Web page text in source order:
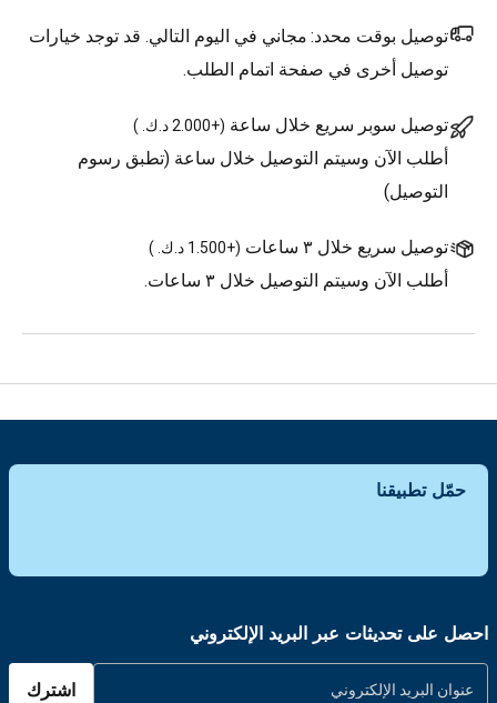
توصيل بوقت محدد: مجاني في اليوم التالي. قد توجد خيارات
توصيل أخرى في صفحة اتمام الطلب.
توصيل سوبر سريع خلال ساعة (+2.000 د.ك. )
أطلب الآن وسيتم التوصيل خلال ساعة (تطبق رسوم
التوصيل)
توصيل سريع خلال ٣ ساعات (+1.500 د.ك. )
أطلب الآن وسيتم التوصيل خلال ٣ ساعات.
حمّل تطبيقنا
احصل على تحديثات عبر البريد الإلكتروني
اشترك